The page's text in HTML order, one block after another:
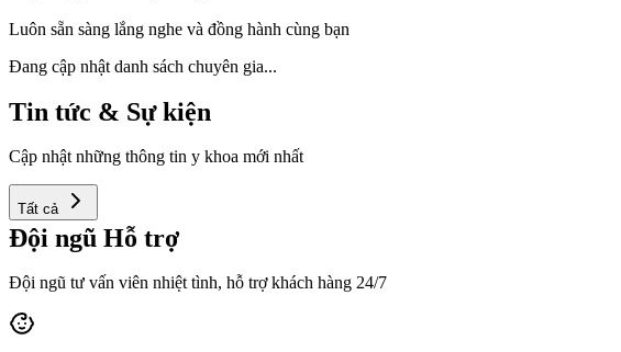
Luôn sẵn sàng lắng nghe và đồng hành cùng bạn
Đang cập nhật danh sách chuyên gia...
Tin tức & Sự kiện
Cập nhật những thông tin y khoa mới nhất
Tất cả
Đội ngũ Hỗ trợ
Đội ngũ tư vấn viên nhiệt tình, hỗ trợ khách hàng 24/7